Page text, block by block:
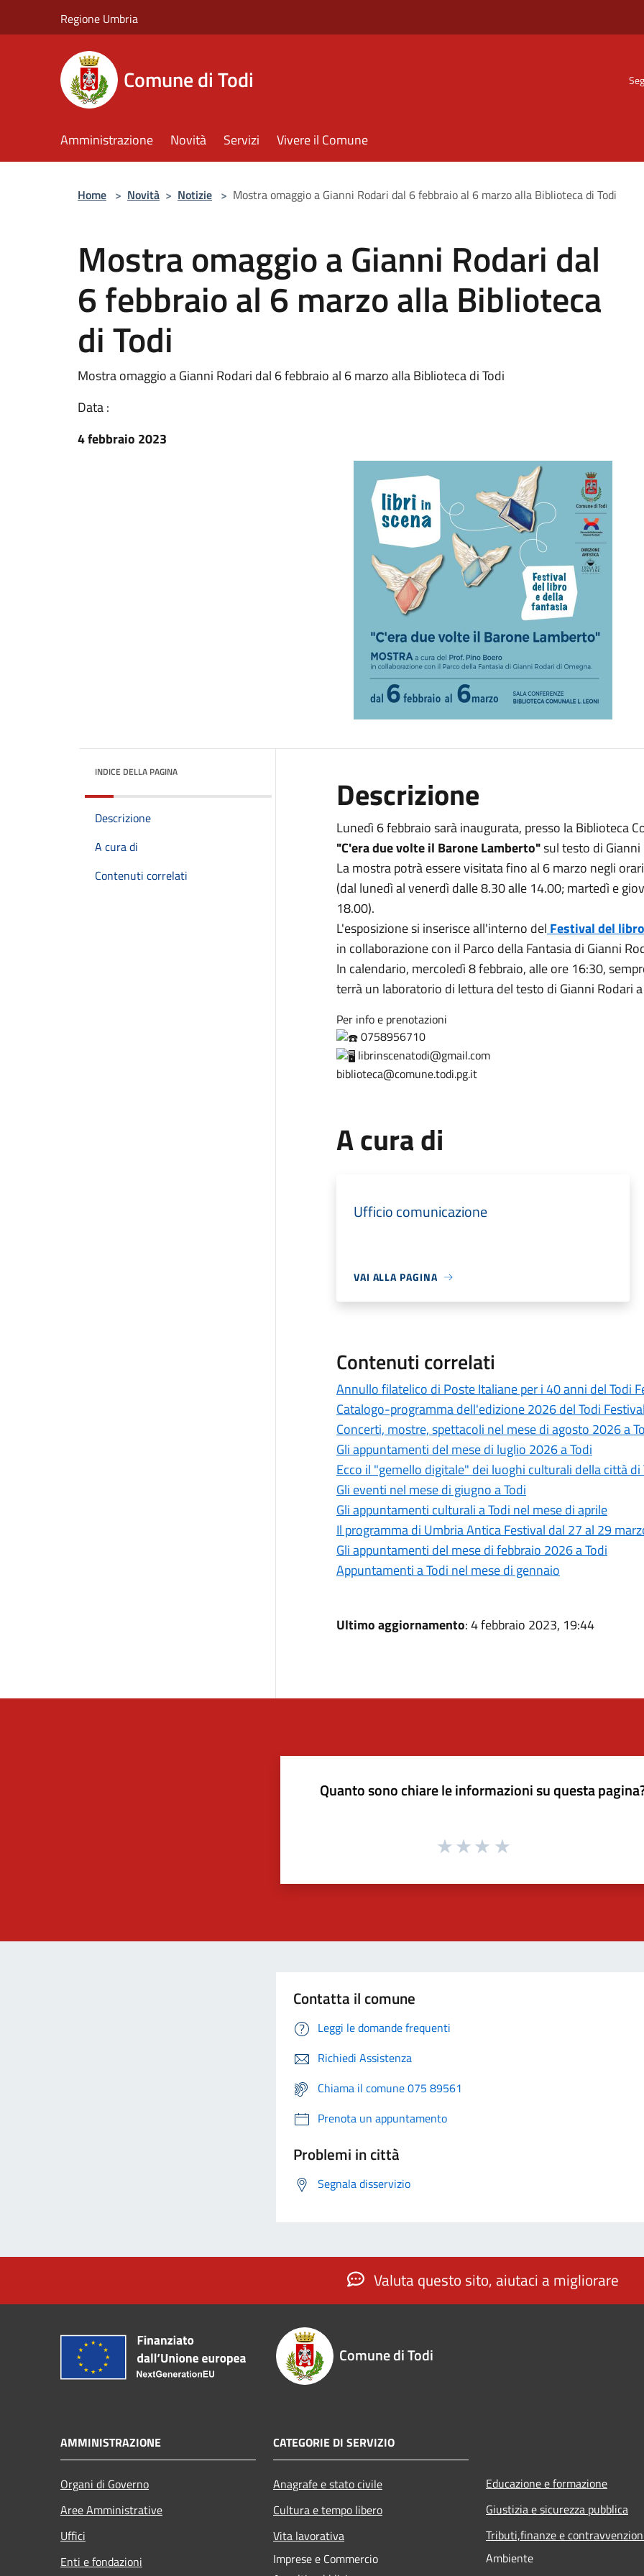
Regione Umbria
Comune di Todi
Amministrazione Novità Servizi Vivere il Comune
Home > Novità > Notizie > Mostra omaggio a Gianni Rodari dal 6 febbraio al 6 marzo alla Biblioteca di Todi
Mostra omaggio a Gianni Rodari dal
6 febbraio al 6 marzo alla Biblioteca
di Todi
Mostra omaggio a Gianni Rodari dal 6 febbraio al 6 marzo alla Biblioteca di Todi
Data :
4 febbraio 2023
INDICE DELLA PAGINA
Descrizione
A cura di
Contenuti correlati
Descrizione
Lunedì 6 febbraio sarà inaugurata, presso la Biblioteca
"C'era due volte il Barone Lamberto"sul testo di Gianni
La mostra potrà essere visitata fino al 6 marzo negli
(dal lunedì al venerdì dalle 8.30 alle 14.00; martedì e
18.00).
L'esposizione si inserisce all'interno del Festival del
in collaborazione con il Parco della Fantasia di Gianni
In calendario, mercoledì 8 febbraio, alle ore 16:30,
terrà un laboratorio di lettura del testo di Gianni Rodari
Per info e prenotazioni
0758956710
librinscenatodi@gmail.com
biblioteca@comune.todi.pg.it
A cura di
Ufficio comunicazione
VAI ALLA PAGINA
Contenuti correlati
Annullo filatelico di Poste Italiane per i 40 anni del Todi
Catalogo-programma dell'edizione 2026 del Todi
Concerti, mostre, spettacoli nel mese di agosto 2026 a
Gli appuntamenti del mese di luglio 2026 a Todi
Ecco il "gemello digitale" dei luoghi culturali della città di
Gli eventi nel mese di giugno a Todi
Gli appuntamenti culturali a Todi nel mese di aprile
Il programma di Umbria Antica Festival dal 27 al 29
Gli appuntamenti del mese di febbraio 2026 a Todi
Appuntamenti a Todi nel mese di gennaio
Ultimo aggiornamento: 4 febbraio 2023, 19:44
Quanto sono chiare le informazioni su questa
Contatta il comune
Leggi le domande frequenti
Richiedi Assistenza
Chiama il comune 075 89561
Prenota un appuntamento
Problemi in città
Segnala disservizio
Valuta questo sito, aiutaci a migliorare
Comune di Todi
AMMINISTRAZIONE
Organi di Governo
Aree Amministrative
Uffici
Enti e fondazioni
CATEGORIE DI SERVIZIO
Anagrafe e stato civile
Cultura e tempo libero
Vita lavorativa
Imprese e Commercio
Educazione e formazione
Giustizia e sicurezza pubblica
Tributi,finanze e
Ambiente